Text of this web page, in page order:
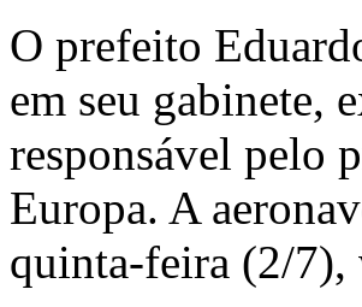
O prefeito
em seu gabinete,
responsável pelo
Europa. A
quinta-feira (2/7),